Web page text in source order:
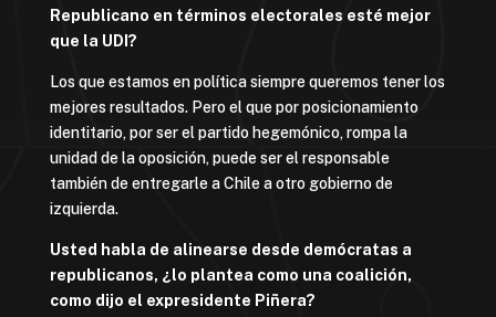
Republicano en términos electorales esté mejor
que la UDI?
Los que estamos en política siempre queremos tener los
mejores resultados. Pero el que por posicionamiento
identitario, por ser el partido hegemónico, rompa la
unidad de la oposición, puede ser el responsable
también de entregarle a Chile a otro gobierno de
izquierda.
Usted habla de alinearse desde demócratas a
republicanos, ¿lo plantea como una coalición,
como dijo el expresidente Piñera?